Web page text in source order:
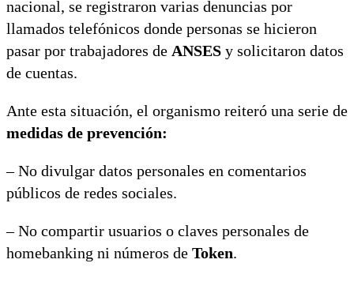
nacional, se registraron varias denuncias por
llamados telefónicos donde personas se hicieron
pasar por trabajadores de ANSES y solicitaron datos
de cuentas.
Ante esta situación, el organismo reiteró una serie de
medidas de prevención:
– No divulgar datos personales en comentarios
públicos de redes sociales.
– No compartir usuarios o claves personales de
homebanking ni números de Token.